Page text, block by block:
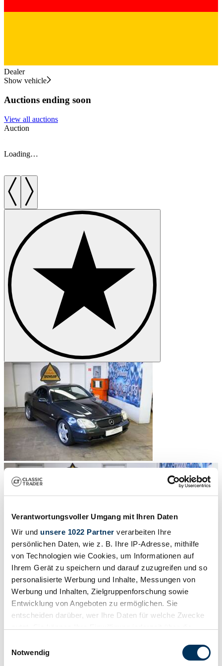
Verantwortungsvoller Umgang mit Ihren Daten
Wir und unsere 1022 Partner verarbeiten Ihre
persönlichen Daten, wie z. B. Ihre IP-Adresse, mithilfe
von Technologien wie Cookies, um Informationen auf
Ihrem Gerät zu speichern und darauf zuzugreifen und so
personalisierte Werbung und Inhalte, Messungen von
Werbung und Inhalten, Zielgruppenforschung sowie
Entwicklung von Angeboten zu ermöglichen. Sie
entscheiden darüber, wer Ihre Daten für welche Zwecke
Trigger Symbol ändern oder widerrufen
Notwendig
Dealer
Show vehicle
Auctions ending soon
View all auctions
Auction
Loading…
With AMG package